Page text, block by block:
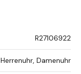
R27106922
Herrenuhr, Damenuhr